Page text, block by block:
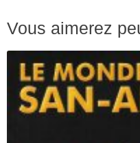
Vous aimerez